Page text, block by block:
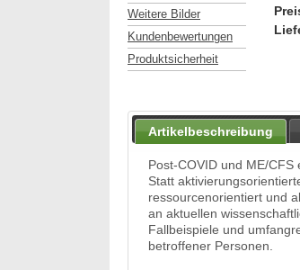
Weitere Bilder
Kundenbewertungen
Produktsicherheit
Artikelbeschreibung
Post-COVID und ME/
Statt
ressourcenorientiert und
an aktuellen
Fallbeispiele und
betroffener Personen.